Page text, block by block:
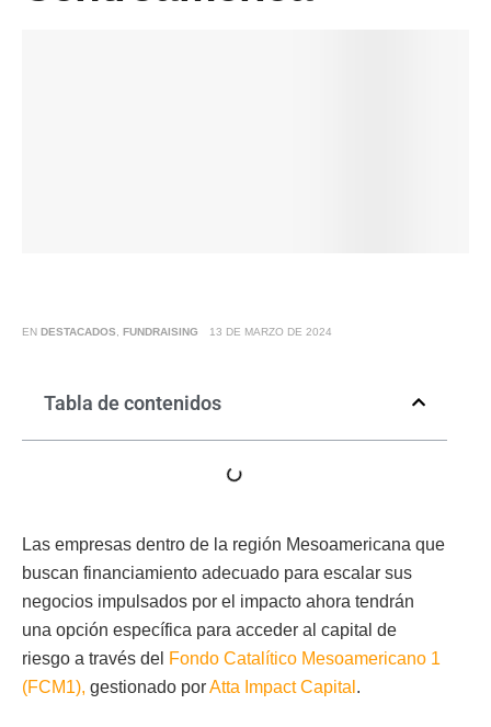
EN DESTACADOS FUNDRAISING 13 DE MARZO DE 2024
Tabla de contenidos
Las empresas dentro de la región Mesoamericana que
buscan financiamiento adecuado para escalar sus
negocios impulsados por el impacto ahora tendrán
una opción específica para acceder al capital de
riesgo a través del Fondo Catalítico Mesoamericano 1
(FCM1), gestionado porAtta Impact Capital .